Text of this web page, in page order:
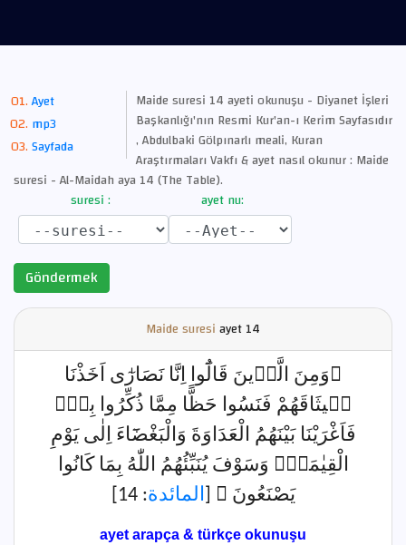
Ayet
mp3
Sayfada
Maide suresi 14 ayeti okunuşu - Diyanet İşleri
Başkanlığı'nın Resmi Kur'an-ı Kerim Sayfasıdır
, Abdulbaki Gölpınarlı meali, Kuran
Araştırmaları Vakfı & ayet nasıl okunur : Maide
suresi - Al-Maidah aya 14 (The Table).
suresi :
ayet nu:
Göndermek
Maide suresiayet14
﴿وَمِنَ الَّذ۪ينَ قَالُٓوا اِنَّا نَصَارٰٓى اَخَذْنَا
م۪يثَاقَهُمْ فَنَسُوا حَظًّا مِمَّا ذُكِّرُوا بِه۪ۖ
فَاَغْرَيْنَا بَيْنَهُمُ الْعَدَاوَةَ وَالْبَغْضَٓاءَ اِلٰى يَوْمِ
الْقِيٰمَةِۜ وَسَوْفَ يُنَبِّئُهُمُ اللّٰهُ بِمَا كَانُوا
يَصْنَعُونَ ﴾ [ المائدة: 14]
ayet arapça & türkçe okunuşu